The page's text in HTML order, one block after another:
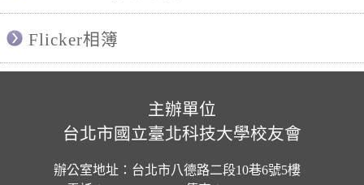
Flicker相簿
主辦單位
台北市國立臺北科技大學校友會
辦公室地址：台北市八德路二段10巷6號5樓